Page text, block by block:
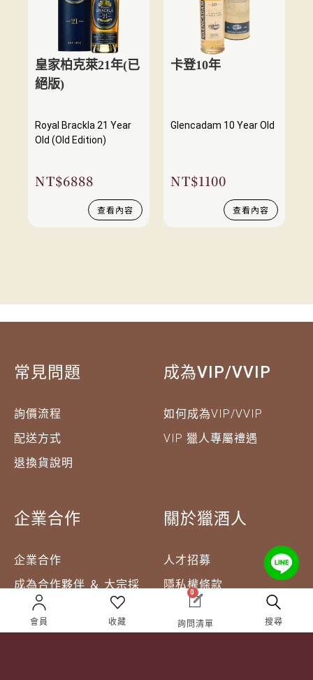
皇家柏克萊21年(已
絕版)
Royal Brackla 21 Year
Old (Old Edition)
NT$6888
查看內容
卡登10年
Glencadam 10 Year Old
NT$1100
查看內容
常見問題
詢價流程
配送方式
退換貨說明
成為VIP/VVIP
如何成為VIP/VVIP
VIP 獵人專屬禮遇
企業合作
企業合作
成為合作夥伴 ＆ 大宗採
關於獵酒人
人才招募
隱私權條款
服務條款
聯絡我們
會員 收藏
0
詢問清單 搜尋